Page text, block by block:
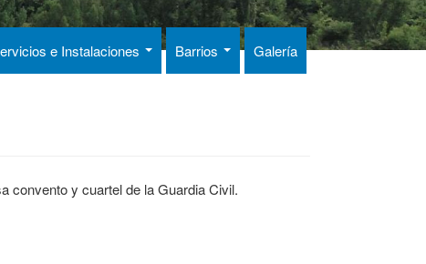
e Instalaciones Barrios Galería
convento y cuartel de la Guardia Civil.